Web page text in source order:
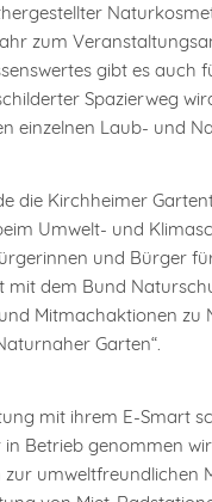
zum
gibt es
Spazierweg
einzelnen Laub- und
die Kirchheimer
Umwelt- und
und Bürger
dem Bund
Mitmachaktionen
Garten“.
mit ihrem E-Smart
Betrieb genommen
umweltfreundlichen